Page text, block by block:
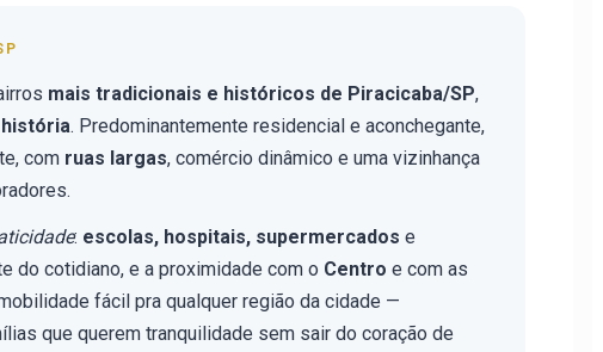
mais tradicionais e históricos de Piracicaba/SP,
. Predominantemente residencial e aconchegante,
com ruas largas, comércio dinâmico e uma vizinhança
: escolas, hospitais, supermercados e
do cotidiano, e a proximidade com o Centro e com as
fácil pra qualquer região da cidade —
que querem tranquilidade sem sair do coração de